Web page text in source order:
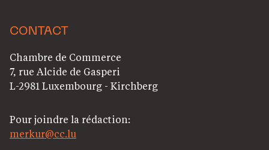
CONTACT
Chambre de Commerce
7, rue Alcide de Gasperi
L-2981 Luxembourg - Kirchberg
Pour joindre la rédaction:
merkur@cc.lu